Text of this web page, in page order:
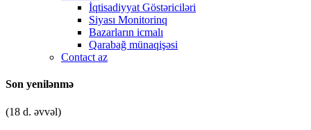
İqtisadiyyat Göstəriciləri
Siyası Monitorinq
Bazarların icmalı
Qarabağ münaqişəsi
Contact az
Son yenilənmə
(18 d. əvvəl)